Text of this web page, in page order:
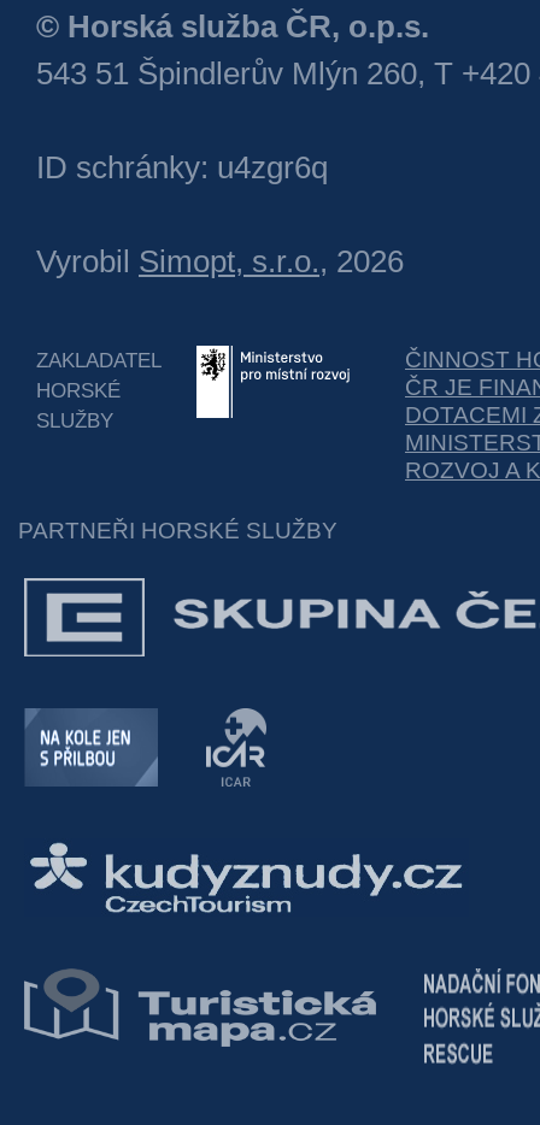
© Horská služba ČR, o.p.s.
543 51 Špindlerův Mlýn 260, T +420
ID schránky: u4zgr6q
Vyrobil Simopt, s.r.o., 2026
ZAKLADATEL
HORSKÉ
SLUŽBY
ČINNOST
ČR JE
DOTACEMI
ROZVOJ A
PARTNEŘI HORSKÉ SLUŽBY